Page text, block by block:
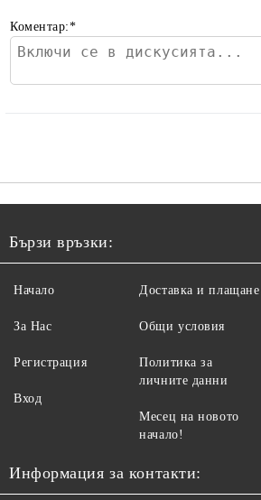
Коментар:*
Бързи връзки:
Начало
За Нас
Регистрация
Вход
Доставка и плащане
Общи условия
Политика за
личните данни
Месец на новото
начало!
Информация за контакти: